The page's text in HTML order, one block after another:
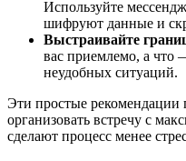
Используйте
шифруют данные и
Выстраивайте
вас приемлемо, а что
неудобных ситуаций.
Эти простые рекомендации
организовать встречу с
сделают процесс менее